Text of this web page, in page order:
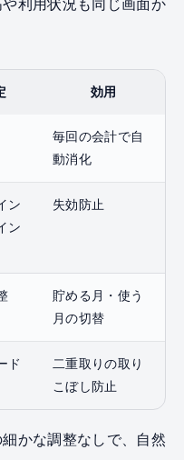
利用状況も同じ画面か
効用
毎回の会計で自
動消化
ン
ン
失効防止
貯める月・使う
月の切替
ド
二重取りの取り
こぼし防止
かな調整なしで、自然